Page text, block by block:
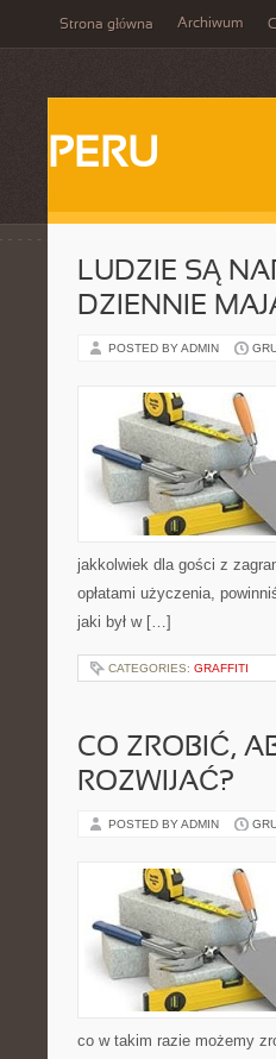
Strona główna Archiwum
PERU
LUDZIE SĄ
DZIENNIE
POSTED BY ADMIN
jakkolwiek dla gości z
opłatami użyczenia,
jaki był w […]
CATEGORIES: GRAFFITI
CO ZROBIĆ,
ROZWIJAĆ?
POSTED BY ADMIN
co w takim razie możemy